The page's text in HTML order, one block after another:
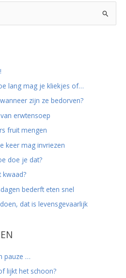
lang mag je kliekjes of…
zijn ze bedorven?
erwtensoep
fruit mengen
keer mag invriezen
doe je dat?
kwaad?
bederft eten snel
dat is levensgevaarlijk
pauze …
lijkt het schoon?